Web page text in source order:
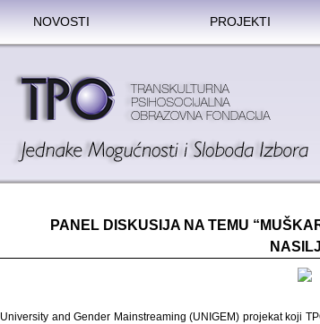
NOVOSTI PROJEKTI
PANEL DISKUSIJA NA TEMU
University and Gender Mainstreaming (UNIGEM) projekat koji